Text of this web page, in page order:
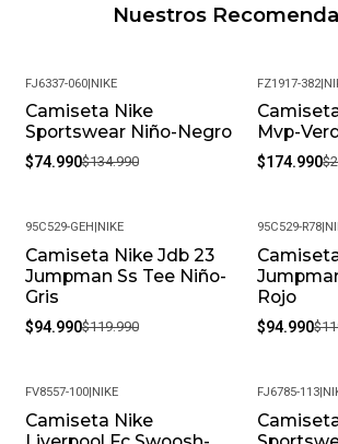
Nuestros
-44%
FJ6337-060|NIKE
Camiseta Nike
Sportswear Niño-Negro
$74.990$134.990
-19%
FZ1917-382|
Mvp-
$174.990
-21%
95C529-GEH NIKE
Camiseta Nike Jdb 23
Jumpman Ss Tee Niño-
Gris
$94.990$119.990
-21%
95C529-R78
Rojo
$94.990
-19%
FV8557-100| NIKE
Camiseta Nike
-43%
FJ6785-113